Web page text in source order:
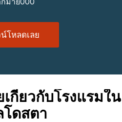
โหลดเลย
กี่ยวกับโรงแรมใน
โดสตา